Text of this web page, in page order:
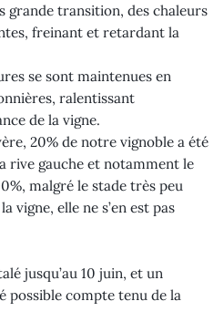
grande transition, des chaleurs
freinant et retardant la
se sont maintenues en
ralentissant
de la vigne.
20% de notre vignoble a été
rive gauche et notamment le
malgré le stade très peu
vigne, elle ne s’en est pas
jusqu’au 10 juin, et un
possible compte tenu de la